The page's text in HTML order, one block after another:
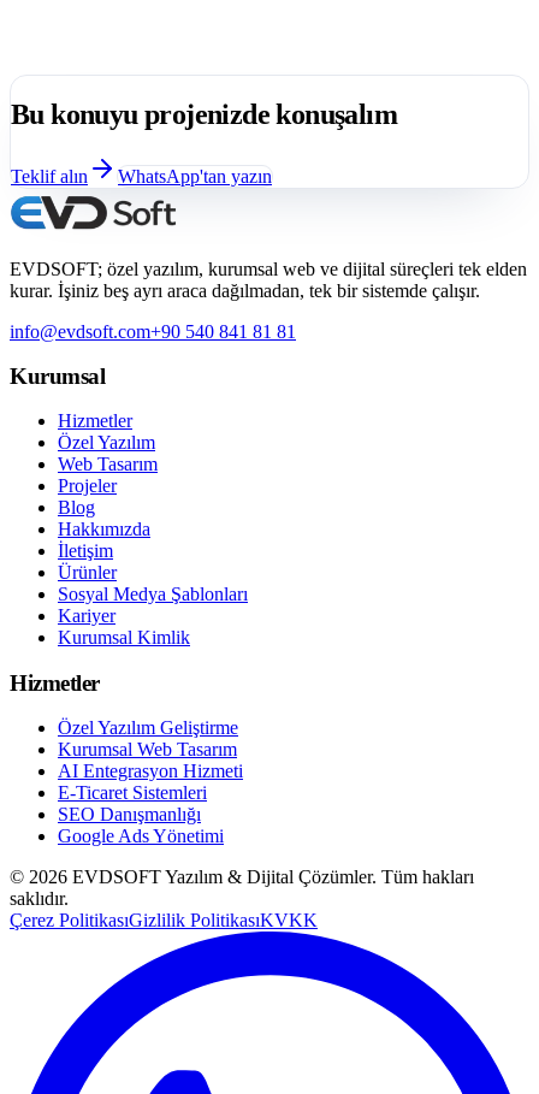
merak edilen konuların başında gelir. Birço...
Bu konuyu projenizde konuşalım
Teklif alın WhatsApp'tan yazın
EVDSOFT; özel yazılım, kurumsal web ve dijital süreçleri tek elden
kurar. İşiniz beş ayrı araca dağılmadan, tek bir sistemde çalışır.
info@evdsoft.com+90 540 841 81 81
Kurumsal
Hizmetler
Özel Yazılım
Web Tasarım
Projeler
Blog
Hakkımızda
İletişim
Ürünler
Sosyal Medya Şablonları
Kariyer
Kurumsal Kimlik
Hizmetler
Özel Yazılım Geliştirme
Kurumsal Web Tasarım
AI Entegrasyon Hizmeti
E-Ticaret Sistemleri
SEO Danışmanlığı
Google Ads Yönetimi
© 2026 EVDSOFT Yazılım & Dijital Çözümler. Tüm hakları
saklıdır.
Çerez PolitikasıGizlilik PolitikasıKVKK